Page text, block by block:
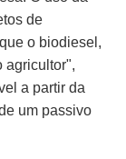
de
o biodiesel,
agricultor",
a partir da
um passivo